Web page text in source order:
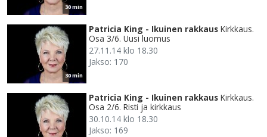
30 min
30 min
Patricia King - Ikuinen rakkaus Kirkkaus.
Osa 3/6. Uusi luomus
27.11.14 klo 18.30
Jakso: 170
Patricia King - Ikuinen rakkaus Kirkkaus.
Osa 2/6. Risti ja kirkkaus
30.10.14 klo 18.30
Jakso: 169